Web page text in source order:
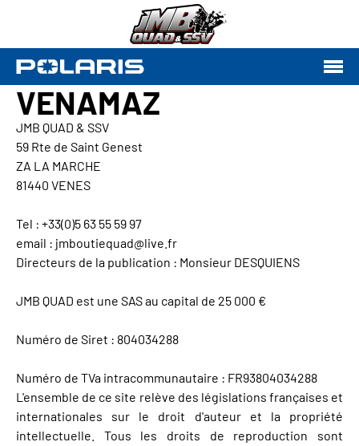
VENAMAZ
JMB QUAD & SSV
59 Rte de Saint Genest
ZA LA MARCHE
81440 VENES
Tel : +33(0)5 63 55 59 97
email : jmboutiequad@live.fr
Directeurs de la publication : Monsieur DESQUIENS
JMB QUAD est une SAS au capital de 25 000 €
Numéro de Siret : 804034288
Numéro de TVa intracommunautaire : FR93804034288
L'ensemble de ce site relève des législations françaises et
internationales sur le droit d'auteur et la propriété
intellectuelle. Tous les droits de reproduction sont